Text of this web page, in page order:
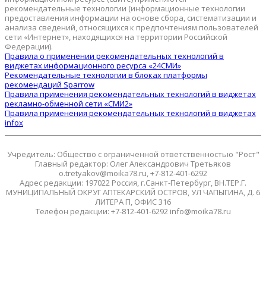
рекомендательные технологии (информационные технологии
предоставления информации на основе сбора, систематизации и
анализа сведений, относящихся к предпочтениям пользователей
сети «Интернет», находящихся на территории Российской
Федерации).
Правила о применении рекомендательных технологий в
виджетах информационного ресурса «24СМИ»
Рекомендательные технологии в блоках платформы
рекомендаций Sparrow
Правила применения рекомендательных технологий в виджетах
рекламно-обменной сети «СМИ2»
Правила применения рекомендательных технологий в виджетах
infox
Учредитель: Общество с ограниченной ответственностью "Рост"
Главный редактор: Олег Александрович Третьяков
o.tretyakov@moika78.ru, +7-812-401-6292
Адрес редакции: 197022 Россия, г.Санкт-Петербург, ВН.ТЕР.Г.
МУНИЦИПАЛЬНЫЙ ОКРУГ АПТЕКАРСКИЙ ОСТРОВ, УЛ ЧАПЫГИНА, Д. 6
ЛИТЕРА П, ОФИС 316
Телефон редакции: +7-812-401-6292 info@moika78.ru